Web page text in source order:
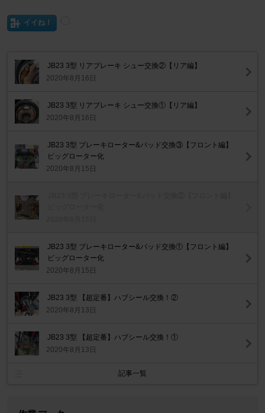
イイね！
JB23 3型 リアブレーキ シュー交換②【リア編】
2020年8月16日
JB23 3型 リアブレーキ シュー交換①【リア編】
2020年8月16日
JB23 3型 ブレーキローター&パッド交換③【フロント編】
ビッグローター化
2020年8月15日
JB23 3型 ブレーキローター&パッド交換①【フロント編】
ビッグローター化
2020年8月15日
JB23 3型 【超定番】ハブシール交換！②
2020年8月13日
JB23 3型 【超定番】ハブシール交換！①
2020年8月13日
記事一覧